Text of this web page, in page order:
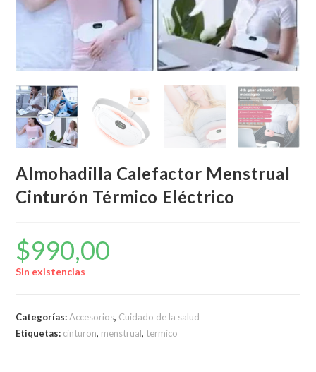
Almohadilla Calefactor Menstrual
Cinturón Térmico Eléctrico
$990,00
Sin existencias
Categorías:Accesorios, Cuidado de la salud
Etiquetas: cinturon, menstrual, termico